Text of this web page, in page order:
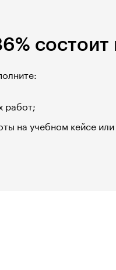
состоит
работ;
на учебном кейсе